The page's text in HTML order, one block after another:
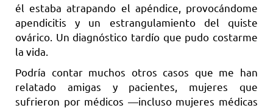
él estaba atrapando el apéndice, provocándome
apendicitis y un estrangulamiento del quiste
ovárico. Un diagnóstico tardío que pudo costarme
la vida.
Podría contar muchos otros casos que me han
relatado amigas y pacientes, mujeres que
sufrieron por médicos —incluso mujeres médicas